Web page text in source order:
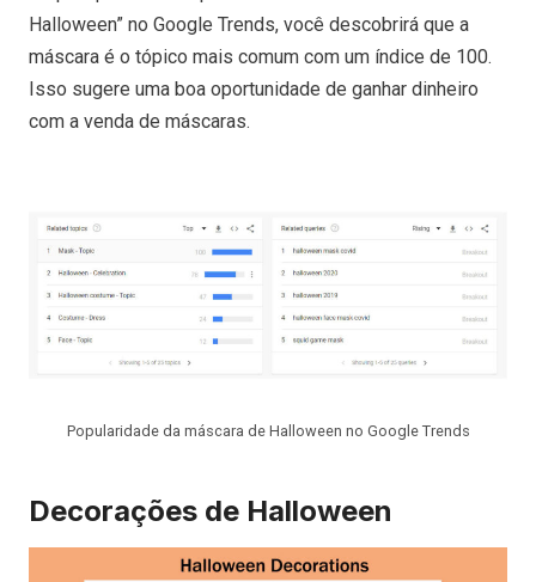
Halloween” no Google Trends, você descobrirá que a
máscara é o tópico mais comum com um índice de 100.
Isso sugere uma boa oportunidade de ganhar dinheiro
com a venda de máscaras.
Popularidade da máscara de Halloween no Google Trends
Decorações de Halloween